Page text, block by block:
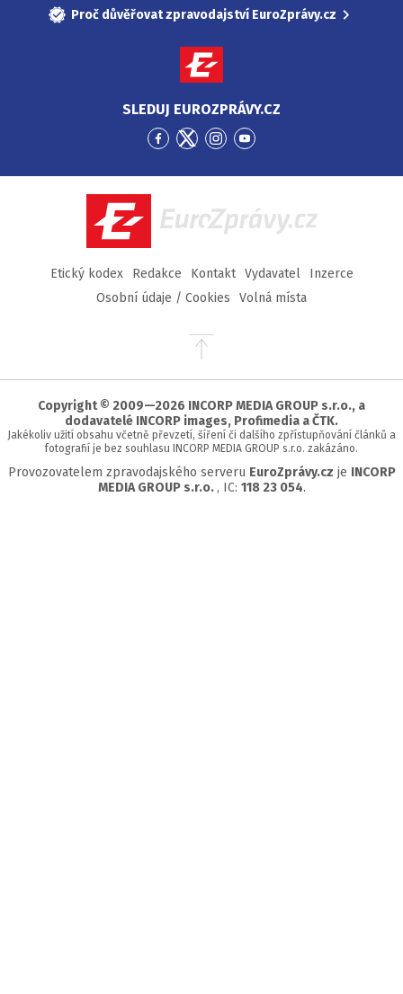
Proč důvěřovat zpravodajství EuroZprávy.cz
SLEDUJ EUROZPRÁVY.CZ
Přejít
Facebook
Přejít
Twitter
Přejít
Instagram
Přejít
YouTube
EuroZprávy.cz
Etický kodex Redakce Kontakt Vydavatel
Inzerce
Osobní údaje / Cookies
Volná místa
Přejít
stránky
Copyright © 2009—2026 INCORP MEDIA GROUP s.r.o., a
dodavatelé INCORP images, Profimedia a ČTK.
Jakékoliv užití obsahu včetně převzetí, šíření či dalšího zpřístupňování článků a
fotografií je bez souhlasu INCORP MEDIA GROUP s.r.o. zakázáno.
Provozovatelem zpravodajského serveru EuroZprávy.cz je INCORP
MEDIA GROUP s.r.o. , IC: 118 23 054.